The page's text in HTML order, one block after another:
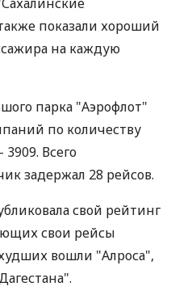
показали хороший
на каждую
парка "Аэрофлот"
по количеству
Всего
задержал 28 рейсов.
свой рейтинг
свои рейсы
вошли "Алроса",